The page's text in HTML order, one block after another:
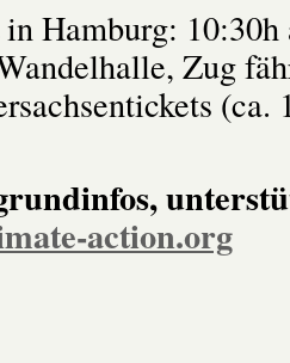
in Hamburg:
Zug
(ca.
action.org